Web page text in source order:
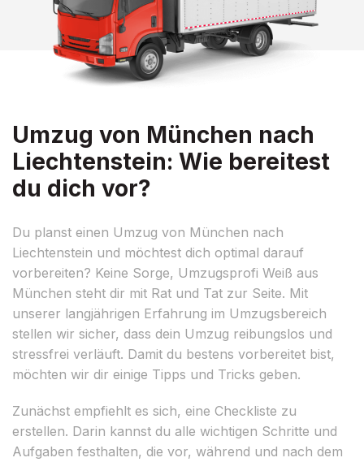
Umzug von München nach
Liechtenstein: Wie bereitest
du dich vor?
Du planst einen Umzug von München nach
Liechtenstein und möchtest dich optimal darauf
vorbereiten? Keine Sorge, Umzugsprofi Weiß aus
München steht dir mit Rat und Tat zur Seite. Mit
unserer langjährigen Erfahrung im Umzugsbereich
stellen wir sicher, dass dein Umzug reibungslos und
stressfrei verläuft. Damit du bestens vorbereitet bist,
möchten wir dir einige Tipps und Tricks geben.
Zunächst empfiehlt es sich, eine Checkliste zu
erstellen. Darin kannst du alle wichtigen Schritte und
Aufgaben festhalten, die vor, während und nach dem